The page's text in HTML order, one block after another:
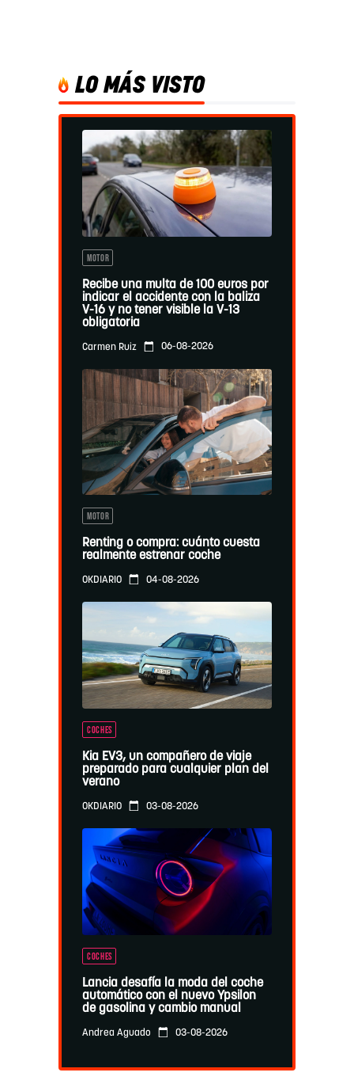
LO MÁS VISTO
MOTOR
Recibe una multa de 100 euros por
indicar el accidente con la baliza
V-16 y no tener visible la V-13
obligatoria
Carmen Ruiz 06-08-2026
MOTOR
Renting o compra: cuánto cuesta
realmente estrenar coche
OKDIARIO 04-08-2026
COCHES
Kia EV3, un compañero de viaje
preparado para cualquier plan del
verano
OKDIARIO 03-08-2026
COCHES
Lancia desafía la moda del coche
automático con el nuevo Ypsilon
de gasolina y cambio manual
Andrea Aguado 03-08-2026